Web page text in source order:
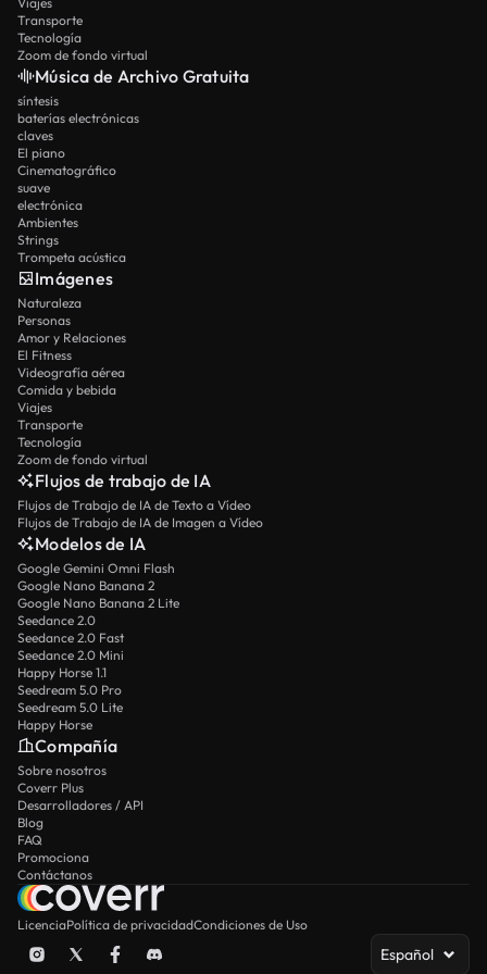
Transporte
Tecnología
Zoom de fondo virtual
Música de Archivo Gratuita
síntesis
baterías electrónicas
claves
El piano
Cinematográfico
suave
electrónica
Ambientes
Strings
Trompeta acústica
Imágenes
Naturaleza
Personas
Amor y Relaciones
El Fitness
Videografía aérea
Comida y bebida
Viajes
Transporte
Tecnología
Zoom de fondo virtual
Flujos de trabajo de IA
Flujos de Trabajo de IA de Texto a Vídeo
Flujos de Trabajo de IA de Imagen a Vídeo
Modelos de IA
Google Gemini Omni Flash
Google Nano Banana 2
Google Nano Banana 2 Lite
Seedance 2.0
Seedance 2.0 Fast
Seedance 2.0 Mini
Happy Horse 1.1
Seedream 5.0 Pro
Seedream 5.0 Lite
Happy Horse
Compañía
Sobre nosotros
Coverr Plus
Desarrolladores / API
Blog
FAQ
Promociona
Contáctanos
LicenciaPolítica de privacidadCondiciones de Uso
Español